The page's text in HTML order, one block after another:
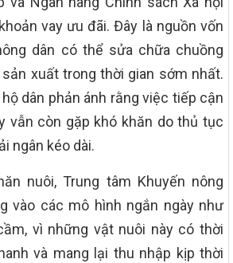
vay ưu đãi. Đây là nguồn vốn
dân có thể sửa chữa chuồng
xuất trong thời gian sớm nhất.
dân phản ánh rằng việc tiếp cận
vẫn còn gặp khó khăn do thủ tục
ngân kéo dài.
nuôi, Trung tâm Khuyến nông
vào các mô hình ngắn ngày như
vì những vật nuôi này có thời
và mang lại thu nhập kịp thời